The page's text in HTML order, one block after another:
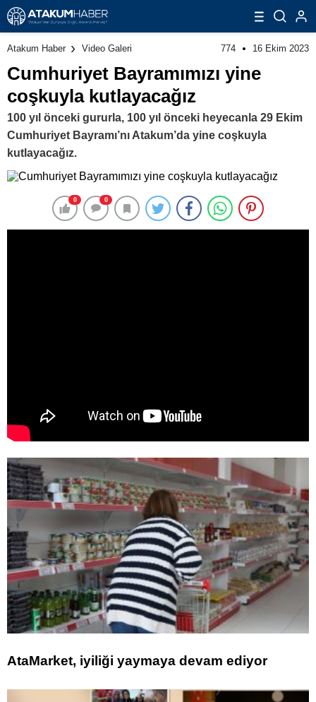
Atakum Haber Video Galeri 774 16 Ekim 2023
Cumhuriyet Bayramımızı yine
coşkuyla kutlayacağız
100 yıl önceki gururla, 100 yıl önceki heyecanla 29 Ekim
Cumhuriyet Bayramı’nı Atakum’da yine coşkuyla
kutlayacağız.
0 0
AtaMarket, iyiliği yaymaya devam ediyor